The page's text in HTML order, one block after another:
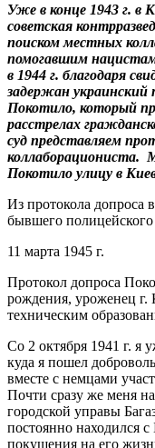
Уже в конце 1943 г. в
советская
поиском местных
помогавшим
в 1944 г. благодаря
задержан
Покотило, который
расстрелах
суд представляем
коллаборациониста.
Покотило улицу в
Из протокола
бывшего
11 марта 1945 г.
Протокол допроса
рождения, уроженец г.
техническим
Со 2 октября 1941 г. я
куда я пошел
вместе с немцами
Почти сразу же меня
городской управы
постоянно находился
покушения на его